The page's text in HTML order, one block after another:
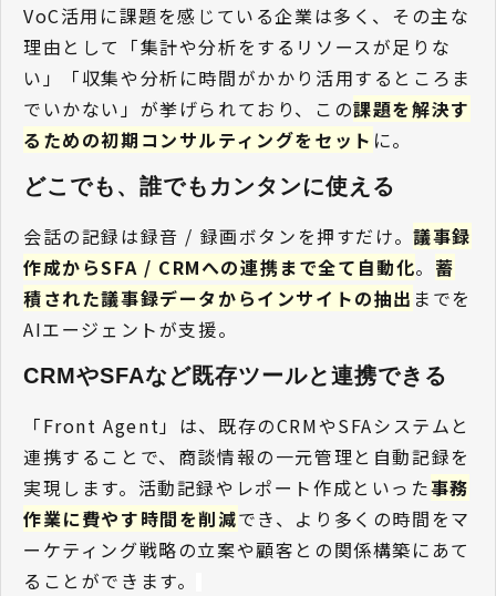
VoC活用に課題を感じている企業は多く、その主な
理由として「集計や分析をするリソースが足りな
い」「収集や分析に時間がかかり活用するところま
でいかない」が挙げられており、この課題を解決す
るための初期コンサルティングをセット に。
どこでも、誰でもカンタンに使える
会話の記録は録音 / 録画ボタンを押すだけ。議事録
作成からSFA / CRMへの連携まで全て自動化。 蓄
積された議事録データからインサイトの抽出 までを
AIエージェントが支援。
CRMやSFAなど既存ツールと連携できる
「Front Agent」は、既存のCRMやSFAシステムと
連携することで、商談情報の一元管理と自動記録を
実現します。活動記録やレポート作成といった事務
作業に費やす時間を削減でき、より多くの時間をマ
ーケティング戦略の立案や顧客との関係構築にあて
ることができます。